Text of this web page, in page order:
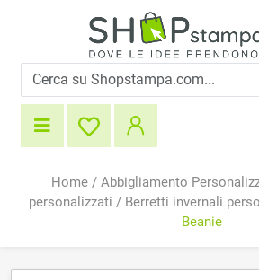
Home/ Abbigliamento
personalizzati / Berretti invernali
Beanie